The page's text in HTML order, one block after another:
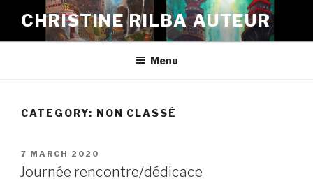
content
CHRISTINE RILBA AUTEUR
Menu
CATEGORY: NON CLASSÉ
POSTED
ON
7 MARCH 2020
Journée rencontre/dédicace